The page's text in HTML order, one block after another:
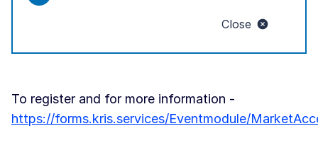
Close
To register and for more information -
https://forms.kris.services/Eventmodule/